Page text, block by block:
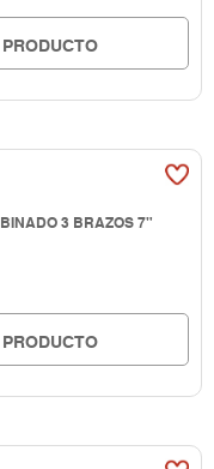
3 BRAZOS 7"